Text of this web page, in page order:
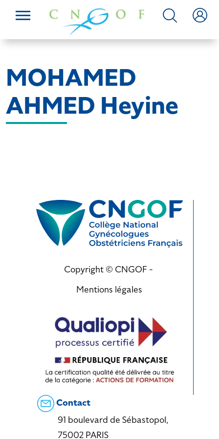
MOHAMED
AHMED Heyine
Copyright © CNGOF -
Mentions légales
Contact
91 boulevard de Sébastopol,
75002 PARIS